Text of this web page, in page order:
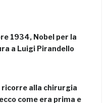
1934, Nobel per la
a Luigi Pirandello
ricorre alla chirurgia
come era prima e